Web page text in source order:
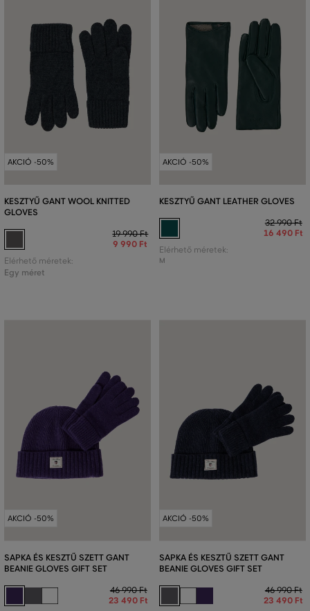
AKCIÓ -50%
KESZTYŰ GANT WOOL KNITTED
GLOVES
19 990 Ft
9 990 Ft
Elérhető méretek:
Egy méret
AKCIÓ -50%
KESZTYŰ GANT LEATHER GLOVES
32 990 Ft
16 490 Ft
Elérhető méretek:
M
AKCIÓ -50%
SAPKA ÉS KESZTŰ SZETT GANT
BEANIE GLOVES GIFT SET
46 990 Ft
23 490 Ft
AKCIÓ -50%
SAPKA ÉS KESZTŰ SZETT GANT
BEANIE GLOVES GIFT SET
46 990 Ft
23 490 Ft